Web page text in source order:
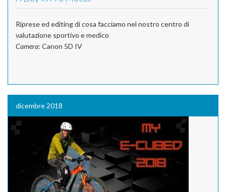
Riprese ed editing di cosa facciamo nel nostro centro di
valutazione sportivo e medico
Camera: Canon 5D IV
dicembre 2018